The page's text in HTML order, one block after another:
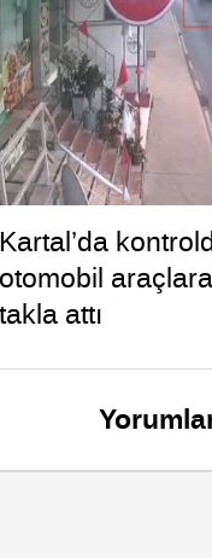
Kartal’da
otomobil
takla attı